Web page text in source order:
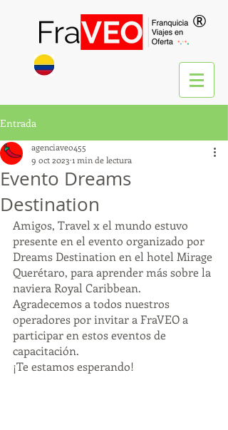
®
Entrada
Evento Dreams
Destination
agenciaveo455
9 oct 2023 1 min de lectura
Amigos, Travel x el mundo estuvo
presente en el evento organizado por
Dreams Destination en el hotel Mirage
Querétaro, para aprender más sobre la
naviera Royal Caribbean.
Agradecemos a todos nuestros
operadores por invitar a FraVEO a
participar en estos eventos de
capacitación.
¡Te estamos esperando!